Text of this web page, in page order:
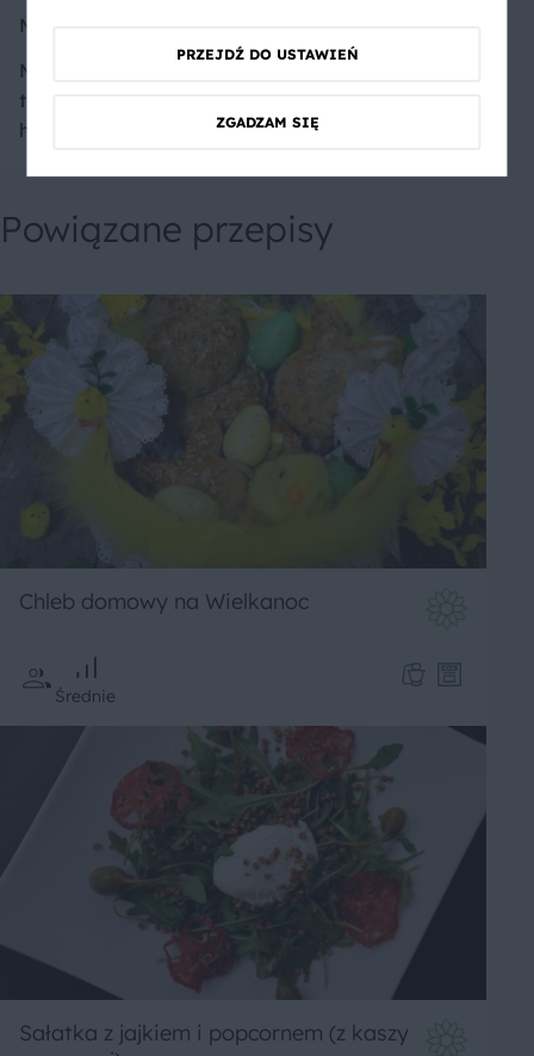
Marzenna
Moje placuszki są z musem
truskawkowym i serkiem
homo. Pyszne i zdrowe.
Powiązane przepisy
Chleb domowy na Wielkanoc
Średnie
Sałatka z jajkiem i popcornem (z kaszy
PRZEJDŹ DO USTAWIEŃ
ZGADZAM SIĘ